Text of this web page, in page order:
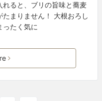
ると、ブリの旨味と蕎麦
まりません！ 大根おろし
ったく気に